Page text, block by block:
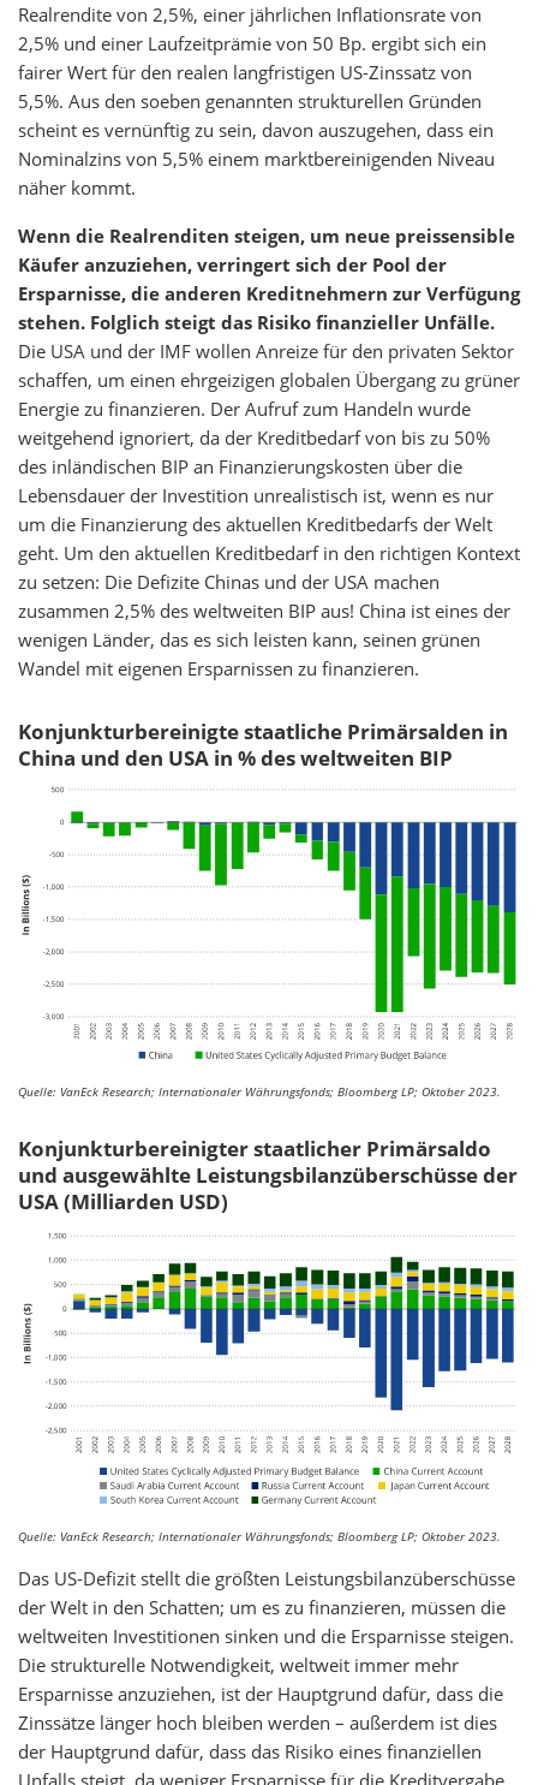
Realrendite von 2,5%, einer jährlichen Inflationsrate von
2,5% und einer Laufzeitprämie von 50 Bp. ergibt sich ein
fairer Wert für den realen langfristigen US-Zinssatz von
5,5%. Aus den soeben genannten strukturellen Gründen
scheint es vernünftig zu sein, davon auszugehen, dass ein
Nominalzins von 5,5% einem marktbereinigenden Niveau
näher kommt.
Wenn die Realrenditen steigen, um neue preissensible
Käufer anzuziehen, verringert sich der Pool der
Ersparnisse, die anderen Kreditnehmern zur Verfügung
stehen. Folglich steigt das Risiko finanzieller Unfälle.
Die USA und der IMF wollen Anreize für den privaten Sektor
schaffen, um einen ehrgeizigen globalen Übergang zu grüner
Energie zu finanzieren. Der Aufruf zum Handeln wurde
weitgehend ignoriert, da der Kreditbedarf von bis zu 50%
des inländischen BIP an Finanzierungskosten über die
Lebensdauer der Investition unrealistisch ist, wenn es nur
um die Finanzierung des aktuellen Kreditbedarfs der Welt
geht. Um den aktuellen Kreditbedarf in den richtigen Kontext
zu setzen: Die Defizite Chinas und der USA machen
zusammen 2,5% des weltweiten BIP aus! China ist eines der
wenigen Länder, das es sich leisten kann, seinen grünen
Wandel mit eigenen Ersparnissen zu finanzieren.
Konjunkturbereinigte staatliche Primärsalden in
China und den USA in % des weltweiten BIP
Quelle: VanEck Research; Internationaler Währungsfonds; Bloomberg LP; Oktober 2023.
Konjunkturbereinigter staatlicher Primärsaldo
und ausgewählte Leistungsbilanzüberschüsse der
USA (Milliarden USD)
Quelle: VanEck Research; Internationaler Währungsfonds; Bloomberg LP; Oktober 2023.
Das US-Defizit stellt die größten Leistungsbilanzüberschüsse
der Welt in den Schatten; um es zu finanzieren, müssen die
weltweiten Investitionen sinken und die Ersparnisse steigen.
Die strukturelle Notwendigkeit, weltweit immer mehr
Ersparnisse anzuziehen, ist der Hauptgrund dafür, dass die
Zinssätze länger hoch bleiben werden – außerdem ist dies
der Hauptgrund dafür, dass das Risiko eines finanziellen
Unfalls steigt, da weniger Ersparnisse für die Kreditvergabe